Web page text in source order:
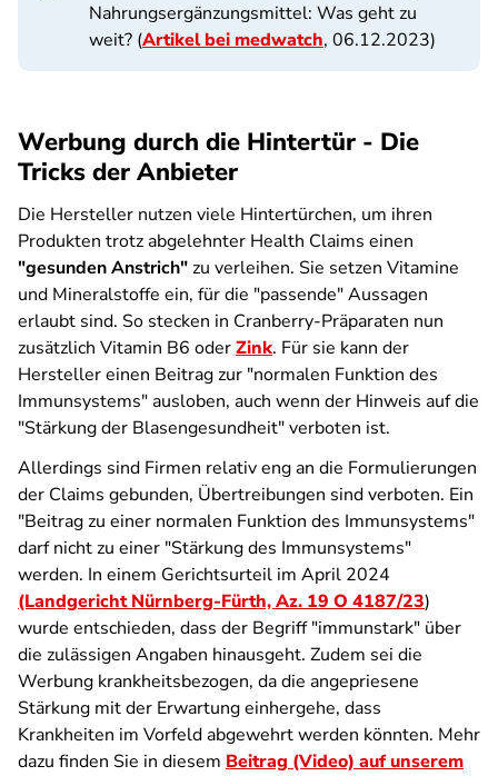
Nahrungsergänzungsmittel: Was geht zu
weit? (Artikel bei medwatch, 06.12.2023)
Werbung durch die Hintertür - Die
Tricks der Anbieter
Die Hersteller nutzen viele Hintertürchen, um ihren
Produkten trotz abgelehnter Health Claims einen
"gesunden Anstrich"zu verleihen. Sie setzen Vitamine
und Mineralstoffe ein, für die "passende" Aussagen
erlaubt sind. So stecken in Cranberry-Präparaten nun
zusätzlich Vitamin B6 oderZink. Für sie kann der
Hersteller einen Beitrag zur "normalen Funktion des
Immunsystems" ausloben, auch wenn der Hinweis auf die
"Stärkung der Blasengesundheit" verboten ist.
Allerdings sind Firmen relativ eng an die Formulierungen
der Claims gebunden, Übertreibungen sind verboten. Ein
"Beitrag zu einer normalen Funktion des Immunsystems"
darf nicht zu einer "Stärkung des Immunsystems"
werden. In einem Gerichtsurteil im April 2024
(Landgericht Nürnberg-Fürth, Az. 19 O 4187/23)
wurde entschieden, dass der Begriff "immunstark" über
die zulässigen Angaben hinausgeht. Zudem sei die
Werbung krankheitsbezogen, da die angepriesene
Stärkung mit der Erwartung einhergehe, dass
Krankheiten im Vorfeld abgewehrt werden könnten. Mehr
dazu finden Sie in diesem Beitrag (Video) auf unserem